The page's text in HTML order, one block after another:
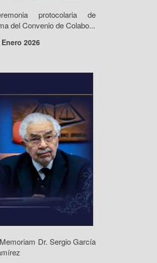
protocolaria de
del Convenio de Colabo...
Enero 2026
Dr. Sergio García